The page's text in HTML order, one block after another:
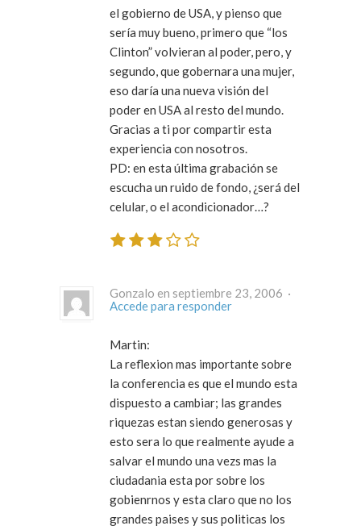
el gobierno de USA, y pienso que
sería muy bueno, primero que “los
Clinton” volvieran al poder, pero, y
segundo, que gobernara una mujer,
eso daría una nueva visión del
poder en USA al resto del mundo.
Gracias a ti por compartir esta
experiencia con nosotros.
PD: en esta última grabación se
escucha un ruido de fondo, ¿será del
celular, o el acondicionador…?
Gonzalo en septiembre 23, 2006 ·
Accede para responder
Martin:
La reflexion mas importante sobre
la conferencia es que el mundo esta
dispuesto a cambiar; las grandes
riquezas estan siendo generosas y
esto sera lo que realmente ayude a
salvar el mundo una vezs mas la
ciudadania esta por sobre los
gobienrnos y esta claro que no los
grandes paises y sus politicas los